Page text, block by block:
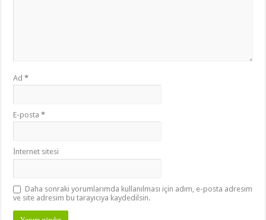
Ad*
E-posta*
İnternet sitesi
Daha sonraki yorumlarımda kullanılması için adım, e-posta adresim
ve site adresim bu tarayıcıya kaydedilsin.